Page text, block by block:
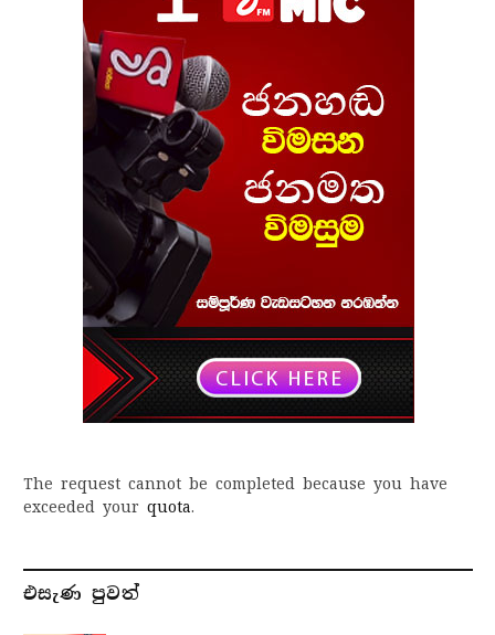
The request cannot be completed because you have
exceeded your quota.
එසැණ පුව​ත්